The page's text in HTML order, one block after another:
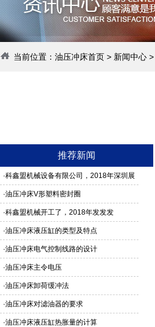
当前位置： 油压冲床首页 > 新闻中心 >
推荐新闻
·科鑫盟机械设备有限公司，2018年深圳展
馆3G24号，欢迎新老客户莅临参观
·油压冲床V形塑料密封圈
·科鑫盟机械开工了，2018年发发发
·油压冲床液压缸的类型及特点
·油压冲床电气控制线路的设计
·油压冲床主令电压
·油压冲床卸荷缓冲法
·油压冲床对滤油器的要求
·油压冲床液压缸热胀量的计算